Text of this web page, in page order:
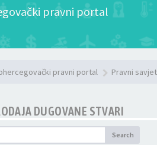
pravni portal
pravni portal Pravni
DUGOVANE STVARI
Search